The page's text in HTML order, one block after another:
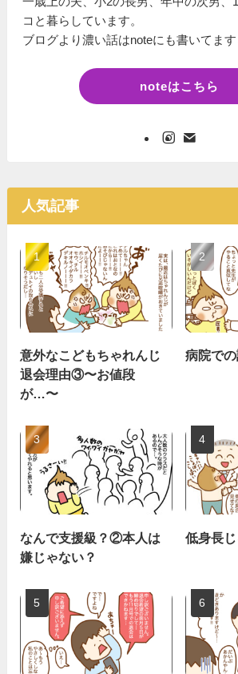
コと暮らしています。
ブログより濃い話はnoteにも書いてます
noteはこちら
人気記事
意外なこどもちゃれんじ
退会理由③〜お値段
が…〜
病院で
なんで支援級？②本人は
嫌じゃない？
低身長